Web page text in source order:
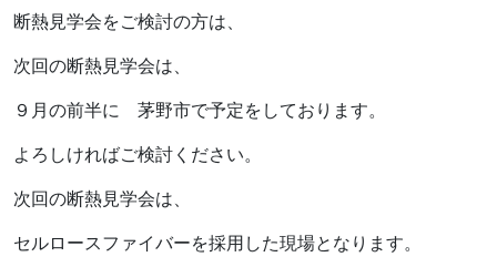
断熱見学会をご検討の方は、
次回の断熱見学会は、
９月の前半に 茅野市で予定をしております。
よろしければご検討ください。
次回の断熱見学会は、
セルロースファイバーを採用した現場となります。